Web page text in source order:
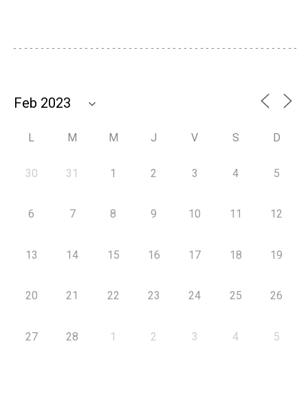
L M M J V S D
30 31 1 2 3 4 5
6 7 8 9 10 11 12
13 14 15 16 17 18 19
20 21 22 23 24 25 26
27 28 1 2 3 4 5